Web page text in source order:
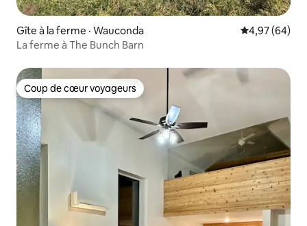
Gîte à la ferme · Wauconda Note
4,97 (64)
La ferme à The Bunch Barn
Coup de cœur voyageurs
Coup de cœur voyageurs